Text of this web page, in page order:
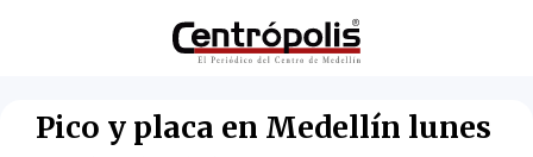
Pico y placa en Medellín lunes